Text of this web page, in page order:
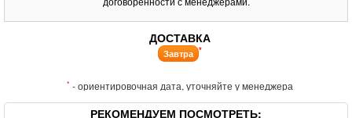
ДОСТАВКА
Завтра *
* - ориентировочная дата, уточняйте у менеджера
РЕКОМЕНДУЕМ ПОСМОТРЕТЬ